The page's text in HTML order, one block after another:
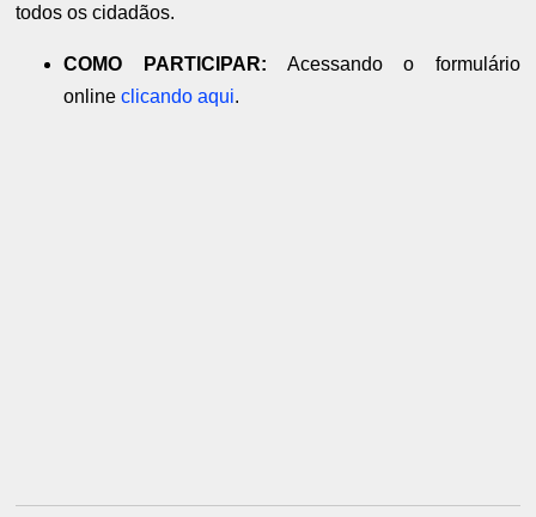
todos os cidadãos.
COMO PARTICIPAR: Acessando o formulário
onlineclicando aqui.